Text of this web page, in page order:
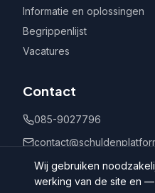
Informatie en oplossingen
Begrippenlijst
Vacatures
Contact
085-9027796
Postbus 802, 7400 AV
Wij gebruiken
werking van de site en